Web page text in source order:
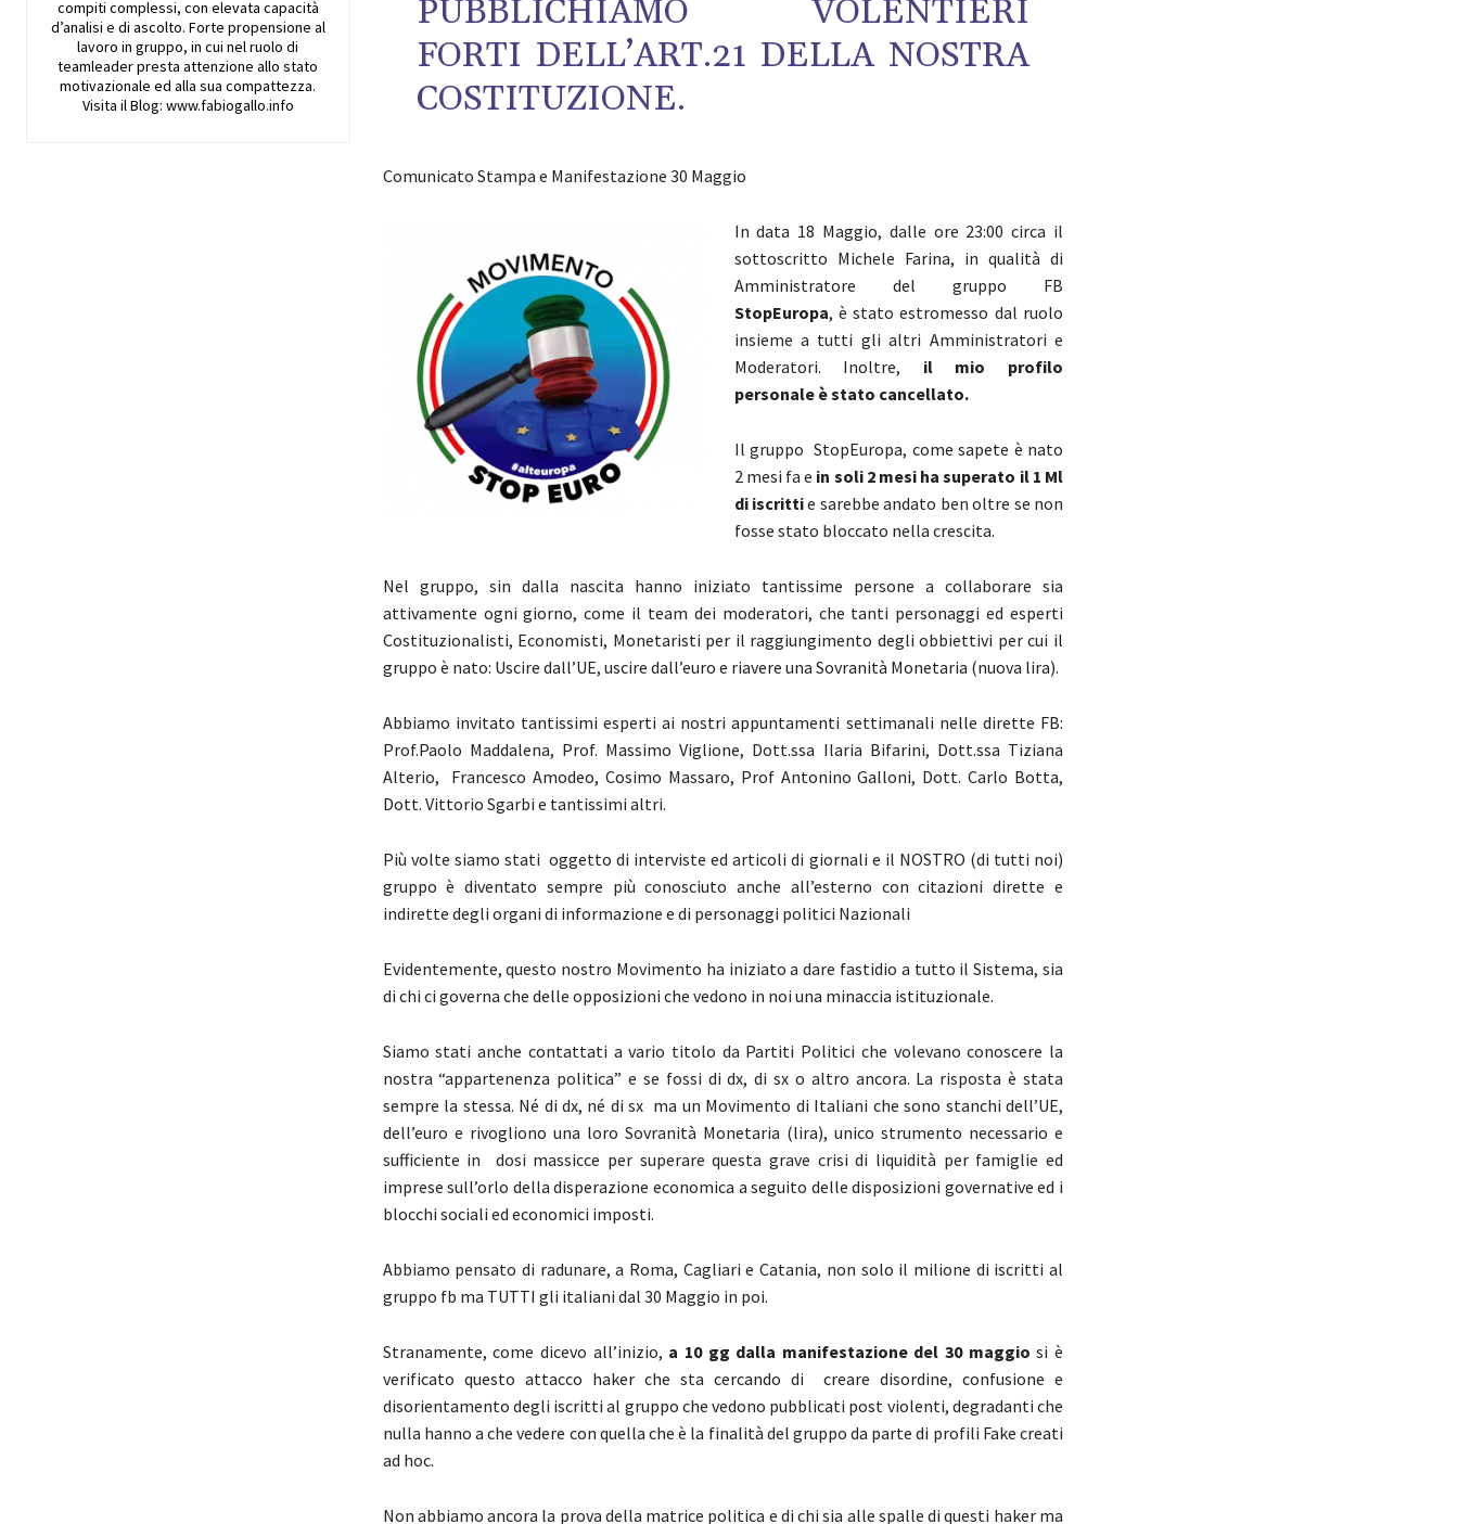
compiti complessi, con elevata capacità
d’analisi e di ascolto. Forte propensione al
lavoro in gruppo, in cui nel ruolo di
teamleader presta attenzione allo stato
motivazionale ed alla sua compattezza.
Visita il Blog: www.fabiogallo.info
PUBBLICHIAMO VOLENTIERI
FORTI DELL’ART.21 DELLA NOSTRA
COSTITUZIONE.
Comunicato Stampa e Manifestazione 30 Maggio
In data 18 Maggio, dalle ore 23:00 circa il
sottoscritto Michele Farina, in qualità di
Amministratore del gruppo FB
StopEuropa, è stato estromesso dal ruolo
insieme a tutti gli altri Amministratori e
Moderatori. Inoltre, il mio profilo
personale è stato cancellato.
Il gruppo StopEuropa, come sapete è nato
2 mesi fa e in soli 2 mesi ha superato il 1 Ml
di iscrittie sarebbe andato ben oltre se non
fosse stato bloccato nella crescita.
Nel gruppo, sin dalla nascita hanno iniziato tantissime persone a collaborare sia
attivamente ogni giorno, come il team dei moderatori, che tanti personaggi ed esperti
Costituzionalisti, Economisti, Monetaristi per il raggiungimento degli obbiettivi per cui il
gruppo è nato: Uscire dall’UE, uscire dall’euro e riavere una Sovranità Monetaria (nuova lira).
Abbiamo invitato tantissimi esperti ai nostri appuntamenti settimanali nelle dirette FB:
Prof.Paolo Maddalena, Prof. Massimo Viglione, Dott.ssa Ilaria Bifarini, Dott.ssa Tiziana
Alterio, Francesco Amodeo, Cosimo Massaro, Prof Antonino Galloni, Dott. Carlo Botta,
Dott. Vittorio Sgarbi e tantissimi altri.
Più volte siamo stati oggetto di interviste ed articoli di giornali e il NOSTRO (di tutti noi)
gruppo è diventato sempre più conosciuto anche all’esterno con citazioni dirette e
indirette degli organi di informazione e di personaggi politici Nazionali
Evidentemente, questo nostro Movimento ha iniziato a dare fastidio a tutto il Sistema, sia
di chi ci governa che delle opposizioni che vedono in noi una minaccia istituzionale.
Siamo stati anche contattati a vario titolo da Partiti Politici che volevano conoscere la
nostra “appartenenza politica” e se fossi di dx, di sx o altro ancora. La risposta è stata
sempre la stessa. Né di dx, né di sx ma un Movimento di Italiani che sono stanchi dell’UE,
dell’euro e rivogliono una loro Sovranità Monetaria (lira), unico strumento necessario e
sufficiente in dosi massicce per superare questa grave crisi di liquidità per famiglie ed
imprese sull’orlo della disperazione economica a seguito delle disposizioni governative ed i
blocchi sociali ed economici imposti.
Abbiamo pensato di radunare, a Roma, Cagliari e Catania, non solo il milione di iscritti al
gruppo fb ma TUTTI gli italiani dal 30 Maggio in poi.
Stranamente, come dicevo all’inizio, a 10 gg dalla manifestazione del 30 maggiosi è
verificato questo attacco haker che sta cercando di creare disordine, confusione e
disorientamento degli iscritti al gruppo che vedono pubblicati post violenti, degradanti che
nulla hanno a che vedere con quella che è la finalità del gruppo da parte di profili Fake creati
ad hoc.
Non abbiamo ancora la prova della matrice politica e di chi sia alle spalle di questi haker ma